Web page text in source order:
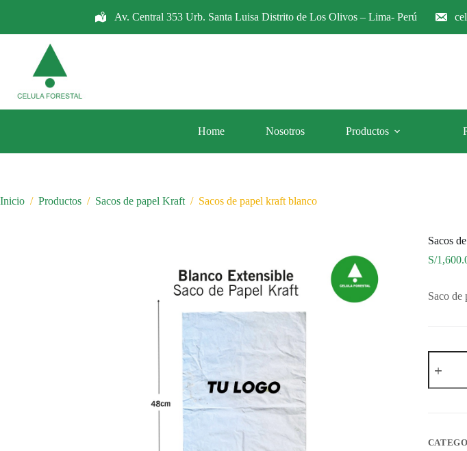
Av. Central 353 Urb. Santa Luisa Distrito de Los Olivos – Lima- Perú
Home Nosotros Productos
Inicio / Productos / Sacos de papel Kraft / Sacos de papel kraft blanco
Sacos
S/
Saco de
Sacos
de
kraft